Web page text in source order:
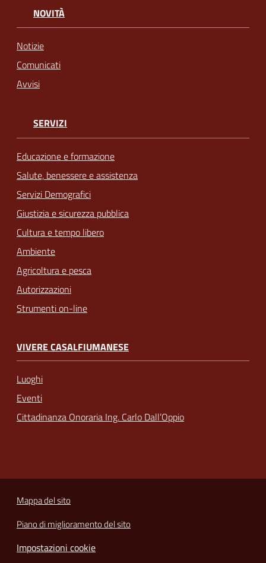
NOVITÀ
Notizie
Comunicati
Avvisi
SERVIZI
Educazione e formazione
Salute, benessere e assistenza
Servizi Demografici
Giustizia e sicurezza pubblica
Cultura e tempo libero
Ambiente
Agricoltura e pesca
Autorizzazioni
Strumenti on-line
VIVERE CASALFIUMANESE
Luoghi
Eventi
Cittadinanza Onoraria Ing. Carlo Dall’Oppio
Mappa del sito
Piano di miglioramento del sito
Impostazioni cookie